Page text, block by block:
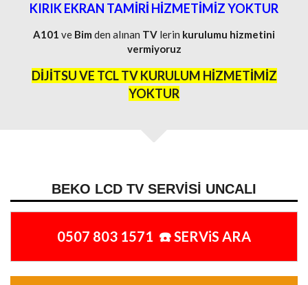
KIRIK EKRAN TAMİRİ HİZMETİMİZ YOKTUR
A101 ve Bim den alınan TV lerin kurulumu hizmetini
vermiyoruz
DİJİTSU VE TCL TV KURULUM HİZMETİMİZ
YOKTUR
BEKO LCD TV SERVISI UNCALI
0507 803 1571 ☎️ SERViS ARA